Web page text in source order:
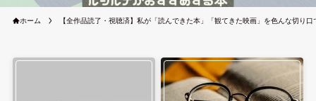
ホーム 【全作品読了・視聴済】私が「読んできた本」「観てきた映画」を色んな切り口